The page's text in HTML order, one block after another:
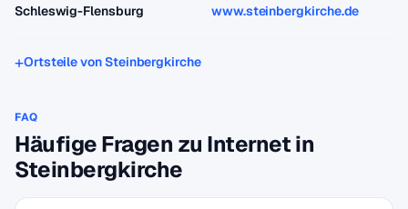
Schleswig-Flensburg www.steinbergkirche.de
Ortsteile von Steinbergkirche
FAQ
Häufige Fragen zu Internet in
Steinbergkirche